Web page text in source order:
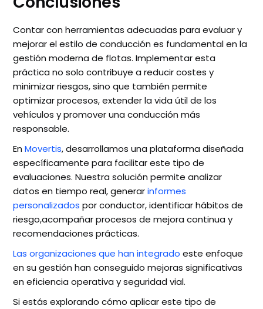
Contar con herramientas adecuadas para evaluar y
mejorar el estilo de conducción es fundamental en la
gestión moderna de flotas. Implementar esta
práctica no solo contribuye a reducir costes y
minimizar riesgos, sino que también permite
optimizar procesos, extender la vida útil de los
vehículos y promover una conducción más
responsable.
EnMovertis, desarrollamos una plataforma diseñada
específicamente para facilitar este tipo de
evaluaciones. Nuestra solución permite analizar
datos en tiempo real, generarinformes
personalizados por conductor, identificar hábitos de
riesgo,acompañar procesos de mejora continua y
recomendaciones prácticas.
Las organizaciones que han integrado este enfoque
en su gestión han conseguido mejoras significativas
en eficiencia operativa y seguridad vial.
Si estás explorando cómo aplicar este tipo de